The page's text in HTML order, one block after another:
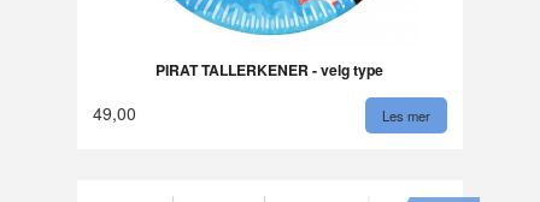
PIRAT TALLERKENER - velg type
49,00 Les mer